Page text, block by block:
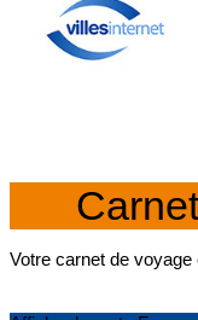
Votre carnet de voyage